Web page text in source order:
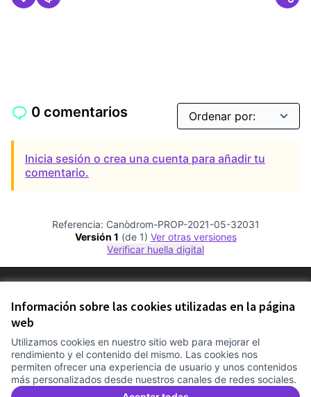
Información sobre las cookies utilizadas en la página
web
Utilizamos cookies en nuestro sitio web para mejorar el
rendimiento y el contenido del mismo. Las cookies nos
permiten ofrecer una experiencia de usuario y unos contenidos
más personalizados desde nuestros canales de redes sociales.
0 comentarios
Inicia sesión o crea una cuenta para añadir tu
comentario.
Referencia: Canòdrom-PROP-2021-05-32031
Versión 1 (de 1)
ver otras versiones
Verificar huella digital
Configuración de cookies
Comunitat Canòdrom en Facebook
(Link extern)
Comunitat Canòdrom en Instagram
(Link extern)
Comunitat Canòdrom en YouTube
(Link extern)
Castellano
Triar la llengua
(Link extern)
Web creada con software libre .